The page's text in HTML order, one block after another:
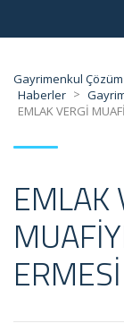
Gayrimenkul
Haberler >
EMLAK VERGİ
EMLAK
ERMESİ